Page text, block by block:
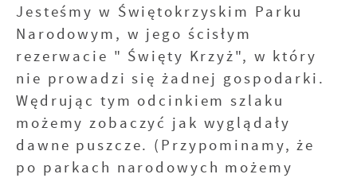
Jesteśmy w Świętokrzyskim Parku
Narodowym, w jego ścisłym
rezerwacie " Święty Krzyż", w który
nie prowadzi się żadnej gospodarki.
Wędrując tym odcinkiem szlaku
możemy zobaczyć jak wyglądały
dawne puszcze. (Przypominamy, że
po parkach narodowych możemy